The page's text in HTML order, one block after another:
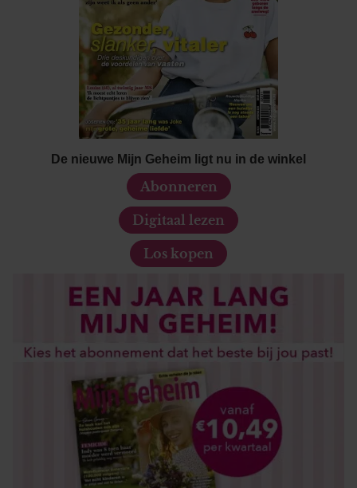
De nieuwe Mijn Geheim ligt nu in de winkel
Abonneren
Digitaal lezen
Los kopen